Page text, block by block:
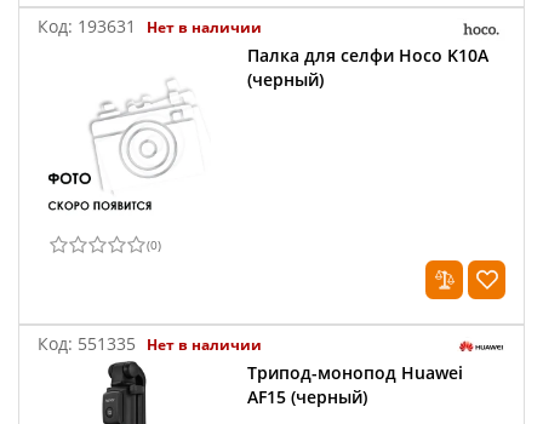
Код: 193631 Нет в наличии
Палка для селфи Hoco K10A
(черный)
(0)
Код: 551335 Нет в наличии
Трипод-монопод Huawei
AF15 (черный)